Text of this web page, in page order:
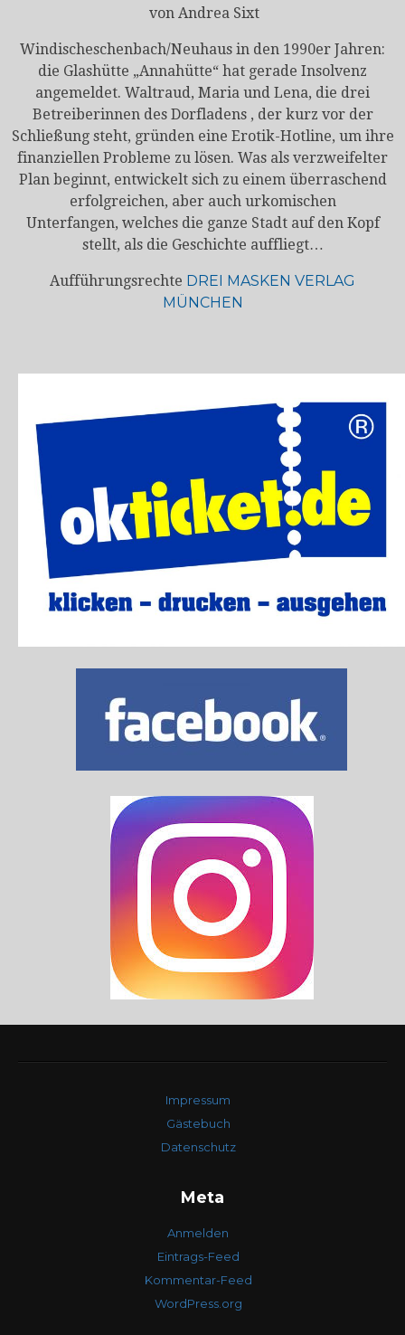
von Andrea Sixt
Windischeschenbach/Neuhaus in den 1990er Jahren:
die Glashütte „Annahütte“ hat gerade Insolvenz
angemeldet. Waltraud, Maria und Lena, die drei
Betreiberinnen des Dorfladens , der kurz vor der
Schließung steht, gründen eine Erotik-Hotline, um ihre
finanziellen Probleme zu lösen. Was als verzweifelter
Plan beginnt, entwickelt sich zu einem überraschend
erfolgreichen, aber auch urkomischen
Unterfangen, welches die ganze Stadt auf den Kopf
stellt, als die Geschichte auffliegt…
Aufführungsrechte DREI MASKEN VERLAG
MÜNCHEN
Impressum
Gästebuch
Datenschutz
Meta
Anmelden
Eintrags-Feed
Kommentar-Feed
WordPress.org